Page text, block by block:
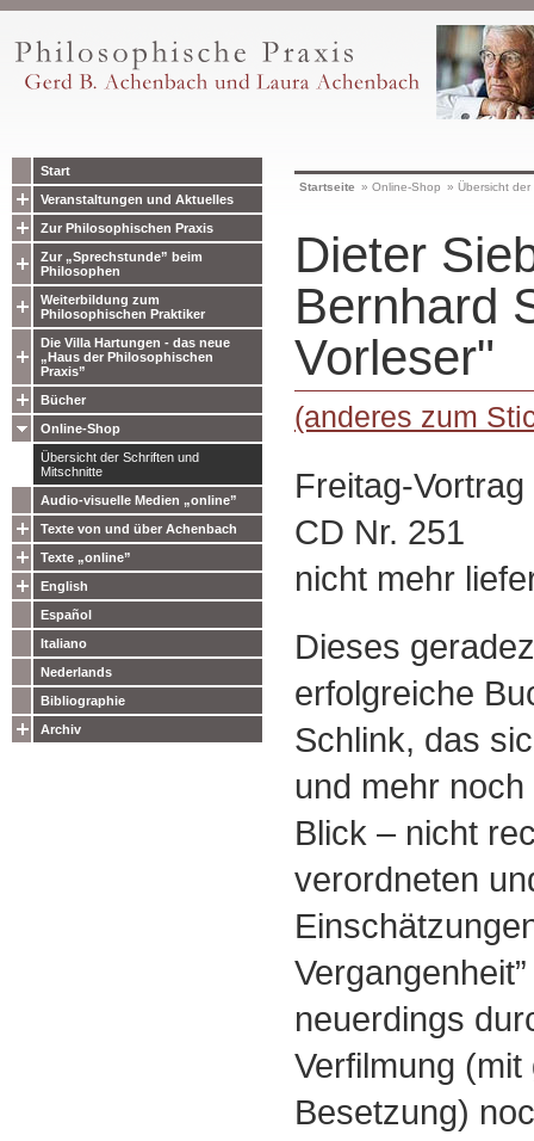
Start
Veranstaltungen und Aktuelles
Zur Philosophischen Praxis
Zur „Sprechstunde” beim
Philosophen
Weiterbildung zum
Philosophischen Praktiker
Die Villa Hartungen - das neue
„Haus der Philosophischen
Praxis”
Bücher
Online-Shop
Übersicht der Schriften und
Mitschnitte
Audio-visuelle Medien „online”
Texte von und über Achenbach
Texte „online”
English
Español
Italiano
Nederlands
Bibliographie
Archiv
Startseite » Online-Shop » Übersicht
Dieter
Bernhard
Vorleser"
(anderes zum
Freitag-
CD Nr. 251
nicht mehr
Dieses
erfolgreiche
Schlink, das
und mehr
Blick – nicht
verordneten
neuerdings
Verfilmung
Besetzung)